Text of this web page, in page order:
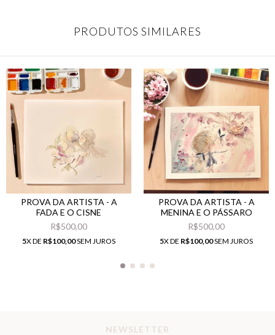
PRODUTOS SIMILARES
PROVA DA ARTISTA - A
FADA E O CISNE
R$500,00
5X DE R$100,00SEM JUROS
PROVA DA ARTISTA - A
MENINA E O PÁSSARO
R$500,00
5X DE R$100,00SEM JUROS
NEWSLETTER